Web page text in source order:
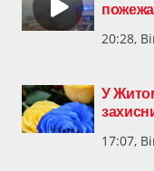
пожежа
20:28,
У
17:07,